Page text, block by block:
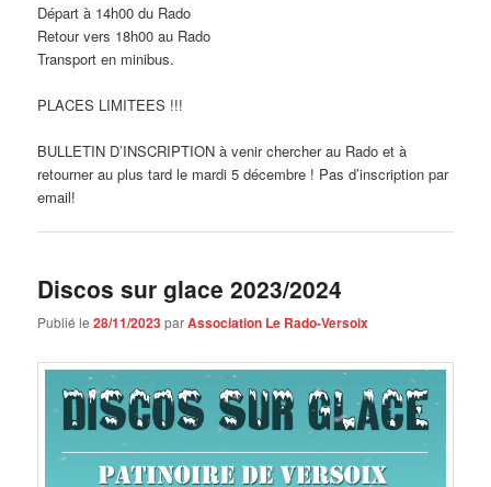
Départ à 14h00 du Rado
Retour vers 18h00 au Rado
Transport en minibus.
PLACES LIMITEES !!!
BULLETIN D’INSCRIPTION à venir chercher au Rado et à
retourner au plus tard le mardi 5 décembre ! Pas d’inscription par
email!
Discos sur glace 2023/2024
Publié le28/11/2023parAssociation Le Rado-Versoix